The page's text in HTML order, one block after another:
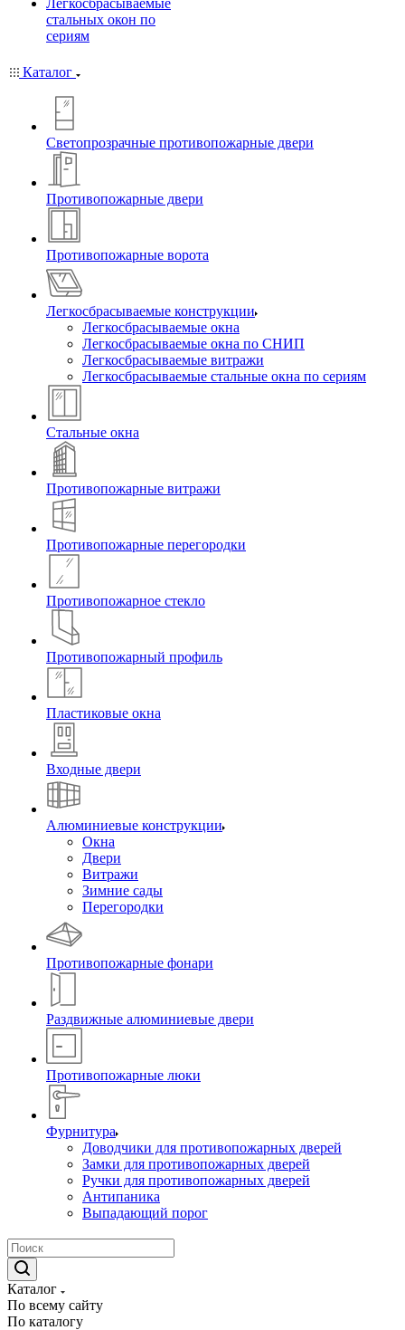
Легкосбрасываемые
стальных окон по
сериям
Каталог
Светопрозрачные противопожарные двери
Противопожарные двери
Противопожарные ворота
Легкосбрасываемые конструкции
Легкосбрасываемые окна
Легкосбрасываемые окна по СНИП
Легкосбрасываемые витражи
Легкосбрасываемые стальные окна по сериям
Стальные окна
Противопожарные витражи
Противопожарные перегородки
Противопожарное стекло
Противопожарный профиль
Пластиковые окна
Входные двери
Алюминиевые конструкции
Окна
Двери
Витражи
Зимние сады
Перегородки
Противопожарные фонари
Раздвижные алюминиевые двери
Противопожарные люки
Фурнитура
Доводчики для противопожарных дверей
Замки для противопожарных дверей
Ручки для противопожарных дверей
Антипаника
Выпадающий порог
Каталог
По всему сайту
По каталогу